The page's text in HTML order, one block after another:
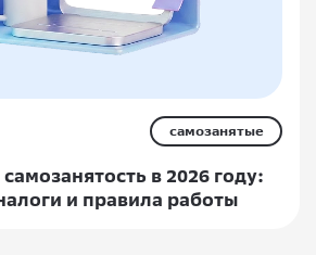
самозанятые
в 2026 году:
и правила работы